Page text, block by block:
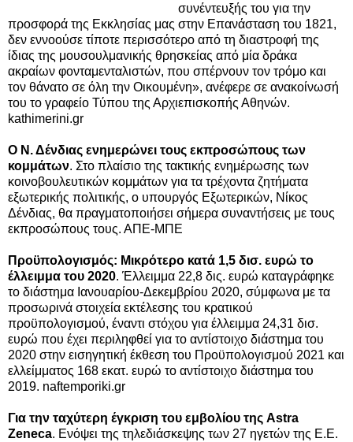
συνέντευξής του για την
προσφορά της Εκκλησίας μας στην Επανάσταση του 1821,
δεν εννοούσε τίποτε περισσότερο από τη διαστροφή της
ίδιας της μουσουλμανικής θρησκείας από μία δράκα
ακραίων φονταμενταλιστών, που σπέρνουν τον τρόμο και
τον θάνατο σε όλη την Οικουμένη», ανέφερε σε ανακοίνωσή
του το γραφείο Τύπου της Αρχιεπισκοπής Αθηνών.
kathimerini.gr
Ο Ν. Δένδιας ενημερώνει τους εκπροσώπους των
κομμάτων. Στο πλαίσιο της τακτικής ενημέρωσης των
κοινοβουλευτικών κομμάτων για τα τρέχοντα ζητήματα
εξωτερικής πολιτικής, ο υπουργός Εξωτερικών, Νίκος
Δένδιας, θα πραγματοποιήσει σήμερα συναντήσεις με τους
εκπροσώπους τους. ΑΠΕ-ΜΠΕ
Προϋπολογισμός: Μικρότερο κατά 1,5 δισ. ευρώ το
έλλειμμα του 2020. Έλλειμμα 22,8 δις. ευρώ καταγράφηκε
το διάστημα Ιανουαρίου-Δεκεμβρίου 2020, σύμφωνα με τα
προσωρινά στοιχεία εκτέλεσης του κρατικού
προϋπολογισμού, έναντι στόχου για έλλειμμα 24,31 δισ.
ευρώ που έχει περιληφθεί για το αντίστοιχο διάστημα του
2020 στην εισηγητική έκθεση του Προϋπολογισμού 2021 και
ελλείμματος 168 εκατ. ευρώ το αντίστοιχο διάστημα του
2019. naftemporiki.gr
Για την ταχύτερη έγκριση του εμβολίου της Astra
Zeneca. Ενόψει της τηλεδιάσκεψης των 27 ηγετών της Ε.Ε.